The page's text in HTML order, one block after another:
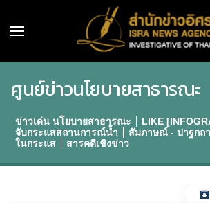
ศูนย์ข่าวนโยบายสาธารณะ
ข่าวเด่น นโยบายสาธารณะ
LIKE
จับกระแสสถานการณ์น้ำ
สัมภาษณ์ - ปาฐกถา
ในกระแส
สารคดีเชิงข่าว